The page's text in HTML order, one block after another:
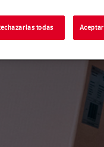
todas